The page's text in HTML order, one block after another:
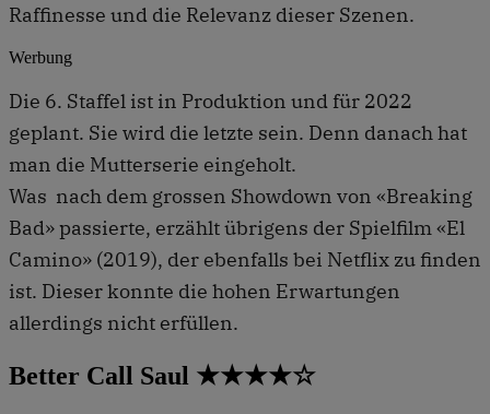
Raffinesse und die Relevanz dieser Szenen.
Werbung
Die 6. Staffel ist in Produktion und für 2022
geplant. Sie wird die letzte sein. Denn danach hat
man die Mutterserie eingeholt.
Was nach dem grossen Showdown von «Breaking
Bad» passierte, erzählt übrigens der Spielfilm «El
Camino» (2019), der ebenfalls bei Netflix zu finden
ist. Dieser konnte die hohen Erwartungen
allerdings nicht erfüllen.
Better Call Saul ★★★★☆